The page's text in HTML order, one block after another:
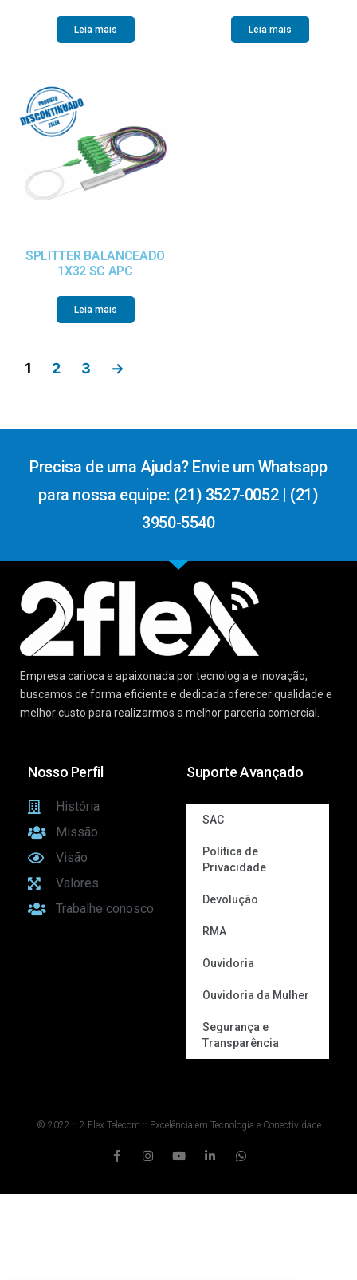
Leia mais Leia mais
SPLITTER BALANCEADO
1X32 SC APC
Leia mais
1 2 3 →
Precisa de uma Ajuda? Envie um Whatsapp
para nossa equipe: (21) 3527-0052 | (21)
3950-5540
Empresa carioca e apaixonada por tecnologia e inovação,
buscamos de forma eficiente e dedicada oferecer qualidade e
melhor custo para realizarmos a melhor parceria comercial.
Nosso Perfil
História
Missão
Visão
Valores
Trabalhe conosco
Suporte Avançado
SAC
Política de
Privacidade
Devolução
RMA
Ouvidoria
Ouvidoria da Mulher
Segurança e
Transparência
© 2022 :: 2 Flex Telecom :: Excelência em Tecnologia e Conectividade